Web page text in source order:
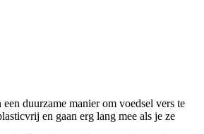
duurzame manier om voedsel vers te
en gaan erg lang mee als je ze